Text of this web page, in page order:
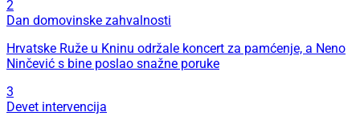
2
Dan domovinske zahvalnosti
Hrvatske Ruže u Kninu održale koncert za pamćenje, a Neno
Ninčević s bine poslao snažne poruke
3
Devet intervencija